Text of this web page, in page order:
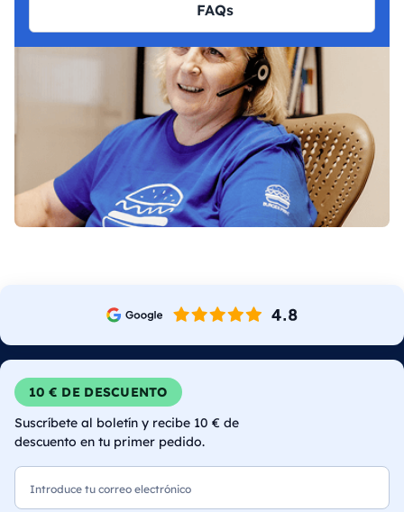
FAQs
10 € DE DESCUENTO
Suscríbete al boletín y recibe 10 € de
descuento en tu primer pedido.